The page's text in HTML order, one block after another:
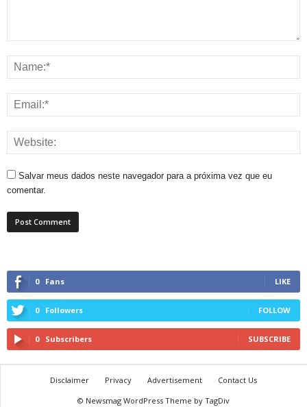
Salvar meus dados neste navegador para a próxima vez que eu
comentar.
0 Fans LIKE
0 Followers FOLLOW
0 Subscribers SUBSCRIBE
Disclaimer Privacy Advertisement
Contact Us
© Newsmag WordPress Theme by TagDiv